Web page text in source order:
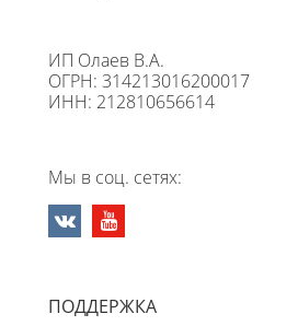
ИП Олаев В.А.
ОГРН: 314213016200017
ИНН: 212810656614
Мы в соц. сетях:
ПОДДЕРЖКА